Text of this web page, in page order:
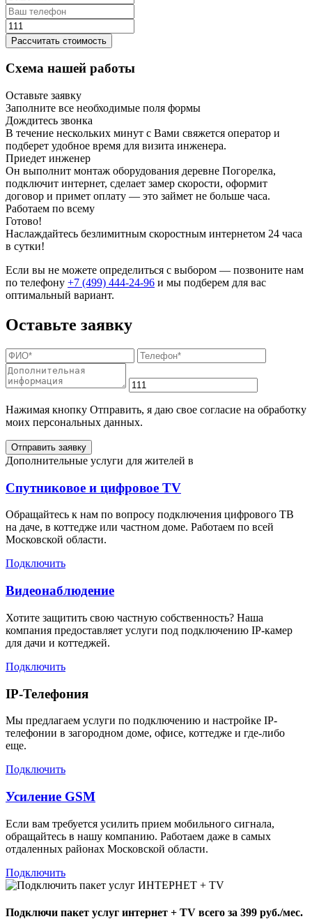
Рассчитать стоимость
Схема нашей работы
Оставьте заявку
Заполните все необходимые поля формы
Дождитесь звонка
В течение нескольких минут с Вами свяжется оператор и
подберет удобное время для визита инженера.
Приедет инженер
Он выполнит монтаж оборудования деревне Погорелка,
подключит интернет, сделает замер скорости, оформит
договор и примет оплату — это займет не больше часа.
Работаем по всему
Готово!
Наслаждайтесь безлимитным скоростным интернетом 24 часа
в сутки!
Если вы не можете определиться с выбором — позвоните нам
по телефону +7 (499) 444-24-96 и мы подберем для вас
оптимальный вариант.
Оставьте заявку
Нажимая кнопку Отправить, я даю свое согласие на обработку
моих персональных данных.
Отправить заявку
Дополнительные услуги для жителей в
Спутниковое и цифровое TV
Обращайтесь к нам по вопросу подключения цифрового ТВ
на даче, в коттедже или частном доме. Работаем по всей
Московской области.
Подключить
Видеонаблюдение
Хотите защитить свою частную собственность? Наша
компания предоставляет услуги под подключению IP-камер
для дачи и коттеджей.
Подключить
IP-Телефония
Мы предлагаем услуги по подключению и настройке IP-
телефонии в загородном доме, офисе, коттедже и где-либо
еще.
Подключить
Усиление GSM
Если вам требуется усилить прием мобильного сигнала,
обращайтесь в нашу компанию. Работаем даже в самых
отдаленных районах Московской области.
Подключить
Подключи пакет услуг интернет + TV всего за 399 руб./мес.